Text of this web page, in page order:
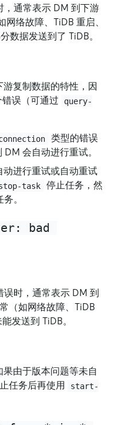
，通常表示 DM 到下游
络故障、TiDB 重启、
数据发送到了 TiDB。
复制数据的特性，因
误（可通过
query-
类型的错误
会自动进行重试。
进行重试或自动重试
task
停止任务，然
。
bad
误时，通常表示 DM 到
（如网络故障、TiDB
发送到 TiDB。
由于版本问题等未自
任务后再使用
start-